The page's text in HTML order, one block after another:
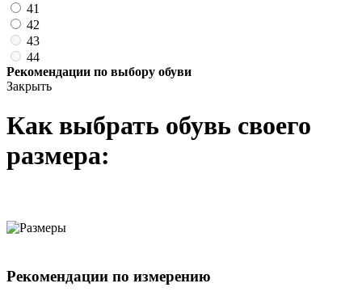
41
42
43
44
Рекомендации по выбору обуви
Закрыть
Как выбрать обувь своего
размера:
Рекомендации по измерению